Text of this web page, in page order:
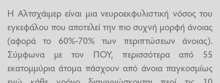
Η Αλτσχάιμερ είναι μια νευροεκφυλιστική νόσος του
εγκεφάλου που αποτελεί την πιο συχνή μορφή άνοιας
(αφορά το 60%-70% των περιπτώσεων άνοιας).
Σύμφωνα με τον ΠΟΥ, περισσότερα από 55
εκατομμύρια άτομα πάσχουν από άνοια παγκοσμίως